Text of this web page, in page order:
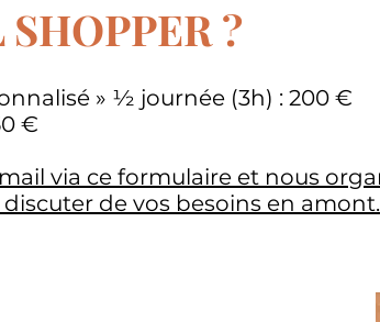
?
» ½ journée (3h) : 200 €
€
via ce formulaire et nous
de vos besoins en amont.